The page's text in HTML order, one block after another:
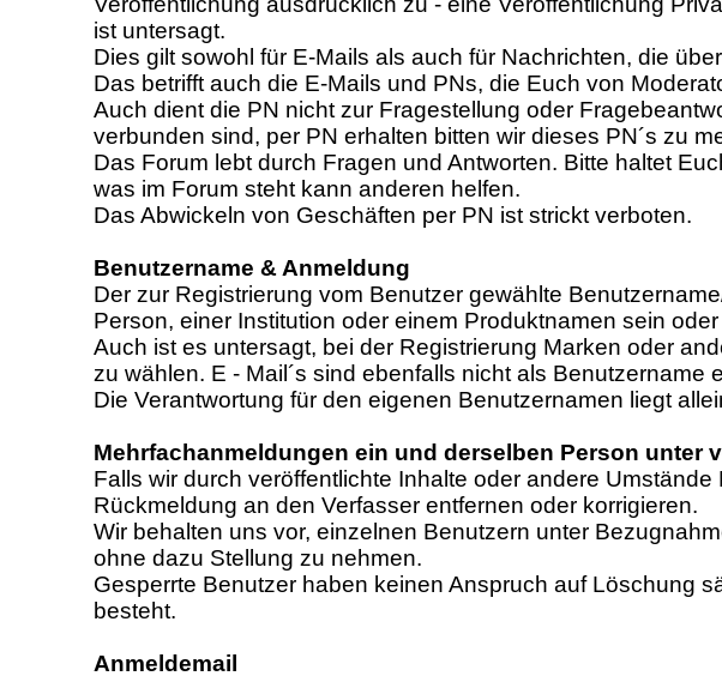
ist untersagt.
Dies gilt sowohl für E-Mails als auch für Nachrichten, die
Das betrifft auch die E-Mails und PNs, die Euch von
Auch dient die PN nicht zur Fragestellung oder
verbunden sind, per PN erhalten bitten wir dieses PN´s zu
Das Forum lebt durch Fragen und Antworten. Bitte haltet
was im Forum steht kann anderen helfen.
Das Abwickeln von Geschäften per PN ist strickt verboten.
Benutzername & Anmeldung
Der zur Registrierung vom Benutzer gewählte
Person, einer Institution oder einem Produktnamen sein
Auch ist es untersagt, bei der Registrierung Marken oder
zu wählen. E - Mail´s sind ebenfalls nicht als Benutzername
Die Verantwortung für den eigenen Benutzernamen liegt
Mehrfachanmeldungen ein und derselben Person
Falls wir durch veröffentlichte Inhalte oder andere
Rückmeldung an den Verfasser entfernen oder korrigieren.
Wir behalten uns vor, einzelnen Benutzern unter
ohne dazu Stellung zu nehmen.
Gesperrte Benutzer haben keinen Anspruch auf Löschung
besteht.
Anmeldemail